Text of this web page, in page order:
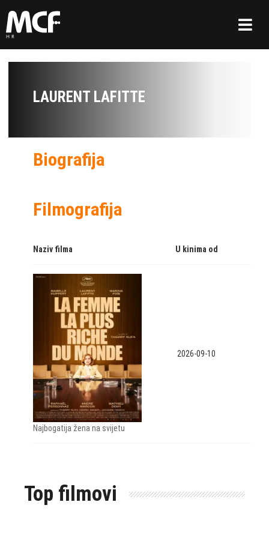
LAURENT LAFITTE
Biografija
Filmografija
Naziv filma U kinima od
Najbogatija žena na svijetu
2026-09-10
Top filmovi